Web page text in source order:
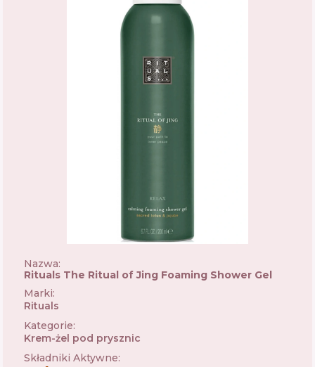
Nazwa:
Rituals The Ritual of Jing Foaming Shower Gel
Marki:
Rituals
Kategorie:
Krem-żel pod prysznic
Składniki Aktywne: